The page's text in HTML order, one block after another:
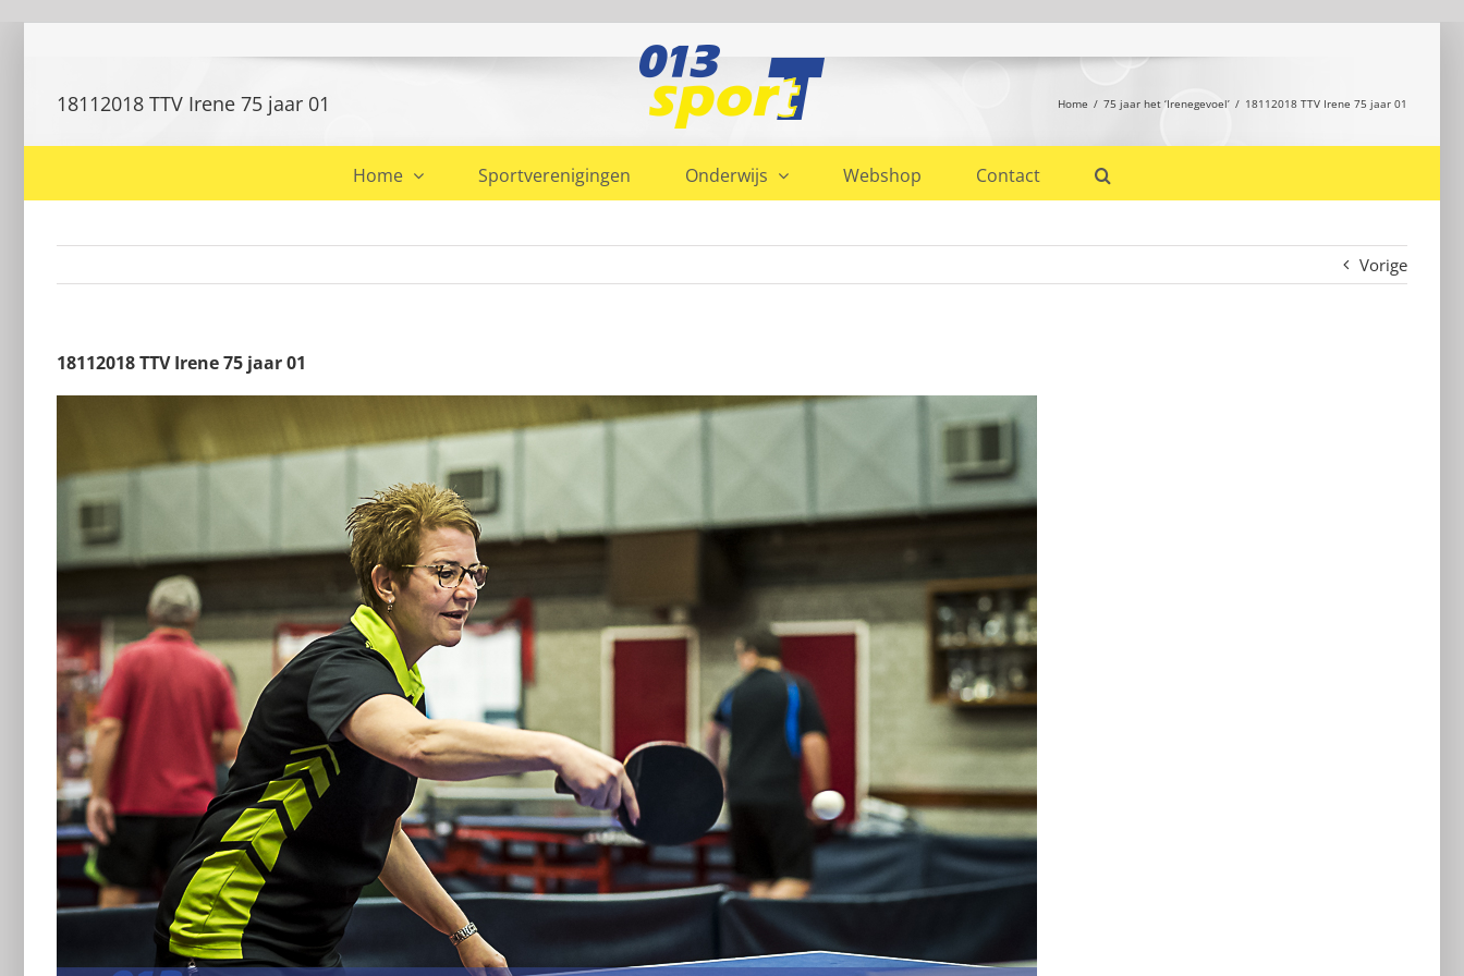
Home Sportverenigingen Onderwijs Webshop Contact
18112018 TTV Irene 75 jaar 01 Home 75 jaar het ‘Irenegevoel’ 18112018 TTV Irene 75 jaar 01
Vorige
18112018 TTV Irene 75 jaar 01